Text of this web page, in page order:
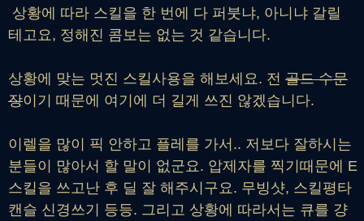
상황에 따라 스킬을 한 번에 다 퍼붓냐, 아니냐 갈릴
테고요, 정해진 콤보는 없는 것 같습니다.
상황에 맞는 멋진 스킬사용을 해보세요. 전 골드 수문
장이기 때문에 여기에 더 길게 쓰진 않겠습니다.
이렐을 많이 픽 안하고 플레를 가서.. 저보다 잘하시는
분들이 많아서 할 말이 없군요. 압제자를 찍기때문에 E
스킬을 쓰고난 후 딜 잘 해주시구요. 무빙샷, 스킬평타
캔슬 신경쓰기 등등. 그리고 상황에 따라서는 큐를 걍